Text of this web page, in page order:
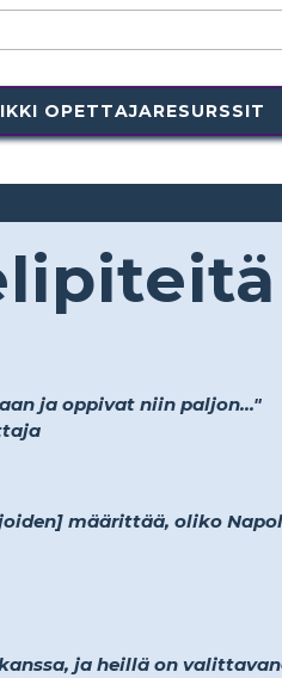
OPETTAJARESURSSIT
ja oppivat niin paljon..."
määrittää, oliko
ja heillä on